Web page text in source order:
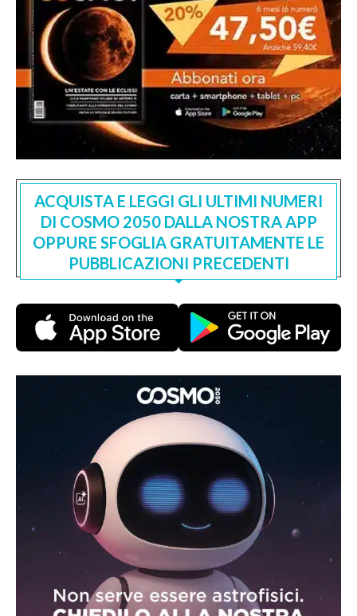
ACQUISTA E LEGGI GLI ULTIMI NUMERI
DI COSMO 2050 DALLA NOSTRA APP
OPPURE SFOGLIA GRATUITAMENTE LE
PUBBLICAZIONI PRECEDENTI